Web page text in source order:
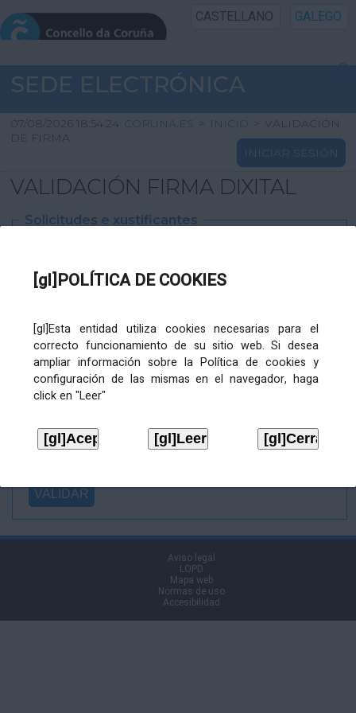
[gl]POLÍTICA DE COOKIES
[gl]Esta entidad utiliza cookies necesarias para el
correcto funcionamiento de su sitio web. Si desea
ampliar información sobre la Política de cookies y
configuración de las mismas en el navegador, haga
click en "Leer"
CASTELLANO GALEGO
INICIO SEDE
INICIO
INFORMACIÓN PÚBLICA
SEDE ELECTRÓNICA
07/08/2026 18:54:24 CORUNA.ES > INICIO >
VALIDACIÓN
DE FIRMA
INICIAR SESIÓN
VALIDACIÓN FIRMA DIXITAL
Solicitudes e xustificantes
XML
Ficheiros varios
Ficheiro
asinado:
firma (.p7s):
Aviso legal
LOPD
Mapa web
Normas de uso
Accesibilidad